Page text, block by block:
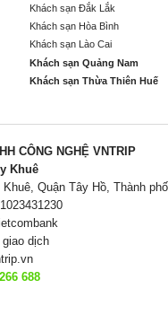
Khách sạn Đắk Lắk
Khách sạn Hòa Bình
Khách sạn Lào Cai
Khách sạn Quảng Nam
Khách sạn Thừa Thiên Huế
CÔNG NGHỆ VNTRIP
Khuê
Quận Tây Hồ, Thành
dịch
688